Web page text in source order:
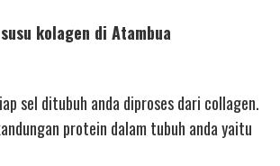
kolagen di Atambua
sel ditubuh anda diproses dari collagen.
protein dalam tubuh anda yaitu